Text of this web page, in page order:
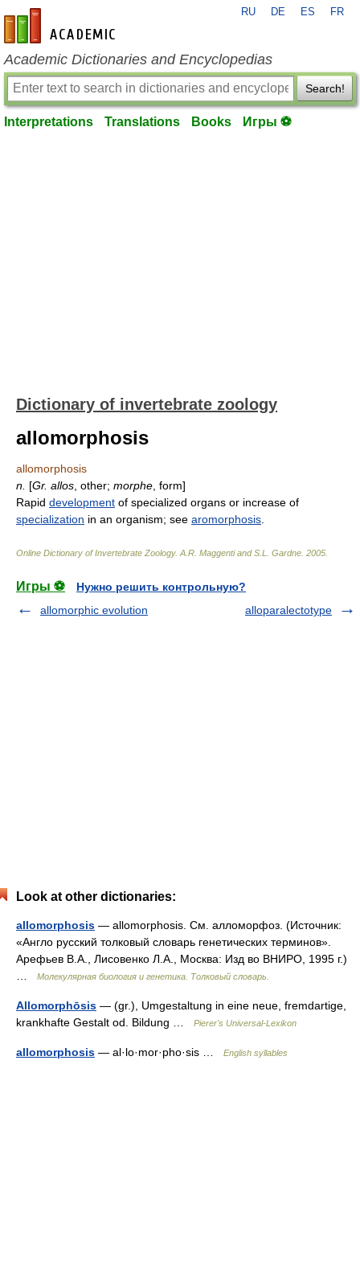
en-academic.com
RU DE ES FR
Academic Dictionaries and Encyclopedias
Search!
Interpretations Translations Books Игры ⚽
Dictionary of invertebrate zoology
allomorphosis
allomorphosis
n. [Gr. allos , other; morphe , form]
Rapid development of specialized organs or increase of
specialization in an organism; see aromorphosis
Online Dictionary of Invertebrate Zoology. A.R. Maggenti and S.L. Gardne 2005
Игры ⚽
Нужно решить контрольную?
allomorphic evolution
alloparalectotype
Look at other dictionaries:
allomorphosis — allomorphosis. См. алломорфоз. (Источник:
«Англо русский толковый словарь генетических терминов».
Арефьев В.А., Лисовенко Л.А., Москва: Изд во ВНИРО, 1995 г.)
Молекулярная биология и генетика. Толковый словарь.
Allomorphōsis — (gr.), Umgestaltung in eine neue, fremdartige,
krankhafte Gestalt od. Bildung …
Pierer's Universal-Lexikon
allomorphosis — al·lo·mor·pho·sis … English syllables